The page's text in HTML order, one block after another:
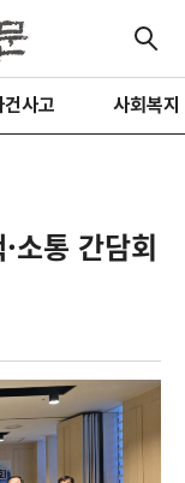
건사고 사회복지
소통 간담회